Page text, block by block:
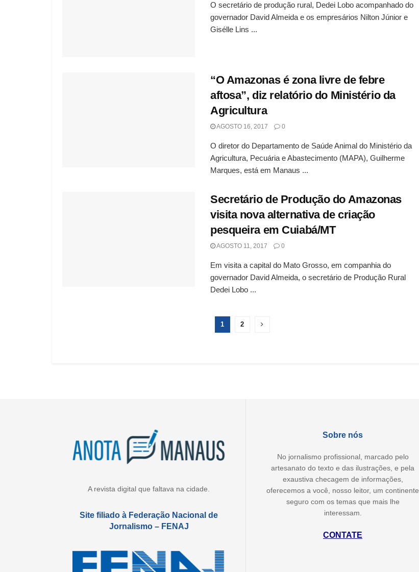
O secretário de produção rural, Dedei Lobo acompanhado do
governador David Almeida e os empresários Nilton Júnior e
Gisélle Lins ...
“O Amazonas é zona livre de febre
aftosa”, diz relatório do Ministério da
Agricultura
AGOSTO 16, 2017 0
O diretor do Departamento de Saúde Animal do Ministério da
Agricultura, Pecuária e Abastecimento (MAPA), Guilherme
Marques, está em Manaus ...
Secretário de Produção do Amazonas
visita nova alternativa de criação
pesqueira em Cuiabá/MT
AGOSTO 11, 2017 0
Em visita a capital do Mato Grosso, em companhia do
governador David Almeida, o secretário de Produção Rural
Dedei Lobo ...
1 2
A revista digital que faltava na cidade.
Site filiado à Federação Nacional de
Jornalismo – FENAJ
Sobre nós
No jornalismo profissional, marcado pelo
artesanato do texto e das ilustrações, e pela
exaustiva checagem de informações,
oferecemos a você, nosso leitor, um continente
seguro com os temas que mais lhe
interessam.
CONTATE